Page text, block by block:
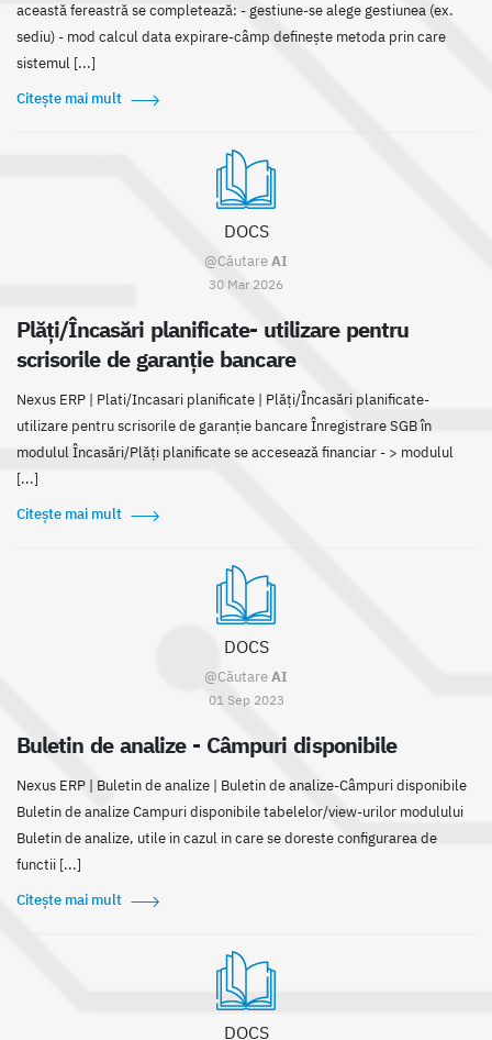
această fereastră se completează: - gestiune-se alege gestiunea (ex.
sediu) - mod calcul data expirare-câmp definește metoda prin care
sistemul [...]
Citește mai mult
DOCS
@CăutareAI
30 Mar 2026
Plăți/Încasări planificate- utilizare pentru
scrisorile de garanție bancare
Nexus ERP | Plati/Incasari planificate | Plăți/Încasări planificate-
utilizare pentru scrisorile de garanție bancare Înregistrare SGB în
modulul Încasări/Plăți planificate se accesează financiar - > modulul
[...]
Citește mai mult
DOCS
@CăutareAI
01 Sep 2023
Buletin de analize - Câmpuri disponibile
Nexus ERP | Buletin de analize | Buletin de analize-Câmpuri disponibile
Buletin de analize Campuri disponibile tabelelor/view-urilor modulului
Buletin de analize, utile in cazul in care se doreste configurarea de
functii [...]
Citește mai mult
DOCS